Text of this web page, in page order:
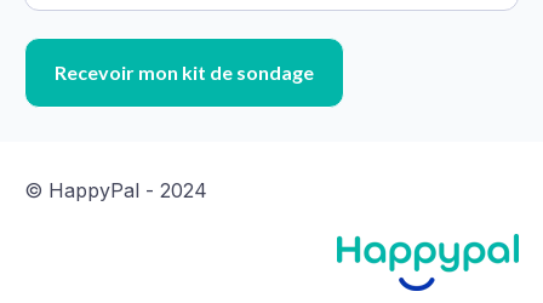
© HappyPal - 2024
nous...